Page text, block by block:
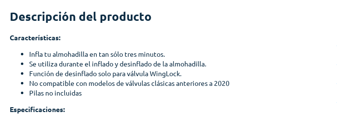
Descripción del producto
Características:
Infla tu almohadilla en tan sólo tres minutos.
Se utiliza durante el inflado y desinflado de la almohadilla.
Función de desinflado solo para válvula WingLock.
No compatible con modelos de válvulas clásicas anteriores a 2020
Pilas no incluidas
Especificaciones: